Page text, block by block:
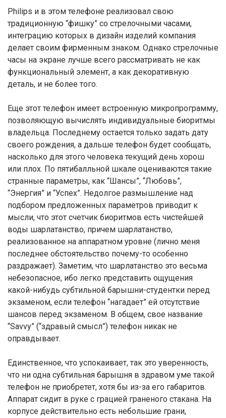
Philips и в этом телефоне реализовал свою
традиционную “фишку” со стрелочными часами,
интеграцию которых в дизайн изделий компания
делает своим фирменным знаком. Однако стрелочные
часы на экране лучше всего рассматривать не как
функциональный элемент, а как декоративную
деталь, и не более того.
Еще этот телефон имеет встроенную микропрограмму,
позволяющую вычислять индивидуальные биоритмы
владельца. Последнему остается только задать дату
своего рождения, а дальше телефон будет сообщать,
насколько для этого человека текущий день хорош
или плох. По пятибалльной шкале оцениваются такие
странные параметры, как “Шансы”, “Любовь”,
“Энергия” и “Успех”. Недолгое размышление над
подбором предложенных параметров приводит к
мысли, что этот счетчик биоритмов есть чистейшей
воды шарлатанство, причем шарлатанство,
реализованное на аппаратном уровне (лично меня
последнее обстоятельство почему-то особенно
раздражает). Заметим, что шарлатанство это весьма
небезопасное, ибо легко представить ощущения
какой-нибудь субтильной барышни-студентки перед
экзаменом, если телефон “нагадает” ей отсутствие
шансов перед экзаменом. В общем, свое название
“Savvy” (“здравый смысл”) телефон никак не
оправдывает.
Единственноe, что успокаивает, так это уверенность,
что ни одна субтильная барышня в здравом уме такой
телефон не приобретет, хотя бы из-за его габаритов.
Аппарат сидит в руке с грацией граненого стакана. На
корпусе действительно есть небольшие грани,